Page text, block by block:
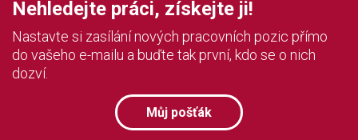
Nehledejte práci, získejte ji!
Nastavte si zasílání nových pracovních pozic přímo
do vašeho e-mailu a buďte tak první, kdo se o nich
dozví.
Můj pošťák